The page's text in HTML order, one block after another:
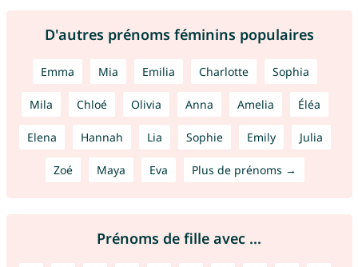
D'autres prénoms féminins populaires
Emma Mia Emilia Charlotte Sophia
Mila Chloé Olivia Anna Amelia Éléa
Elena Hannah Lia Sophie Emily Julia
Zoé Maya Eva Plus de prénoms →
Prénoms de fille avec ...